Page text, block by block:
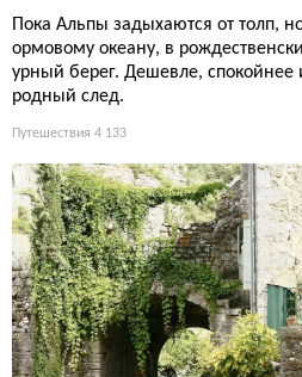
Пока Альпы задыхаются от толп,
ормовому океану, в
урный берег. Дешевле, спокойнее
родный след.
Путешествия 4 133